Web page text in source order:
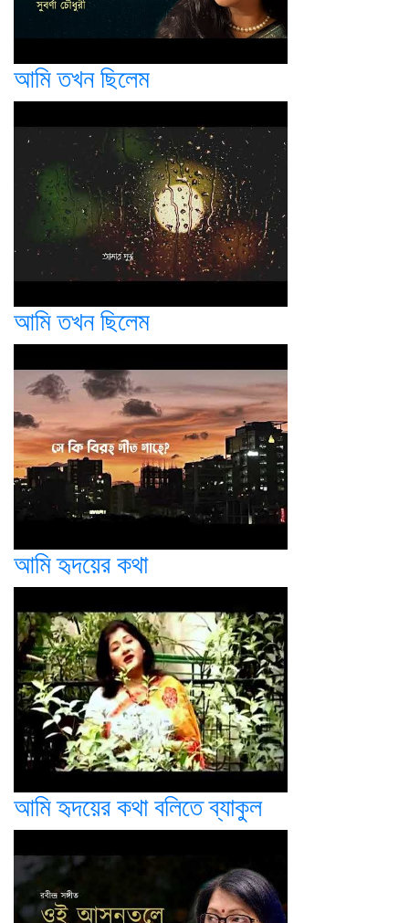
আমি তখন ছিলেম
আমি তখন ছিলেম
আমি হৃদয়ের কথা
আমি হৃদয়ের কথা বলিতে ব্যাকুল